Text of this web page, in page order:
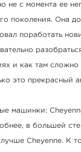
не с момента ее
поколения. Она
поработать
и как там
это прекрасный
машинки:
в большей
Cheyenne. К